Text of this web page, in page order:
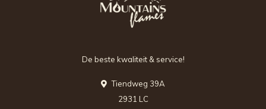
De beste kwaliteit & service!
Tiendweg 39A
2931 LC